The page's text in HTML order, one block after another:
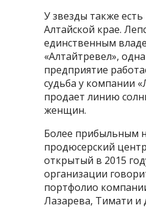
У звезды также
Алтайской крае.
единственным
«Алтайтревел»,
предприятие
судьба у компании
продает линию
женщин.
Более прибыльным
продюсерский
открытый в 2015
организации
портфолио
Лазарева, Тимати и